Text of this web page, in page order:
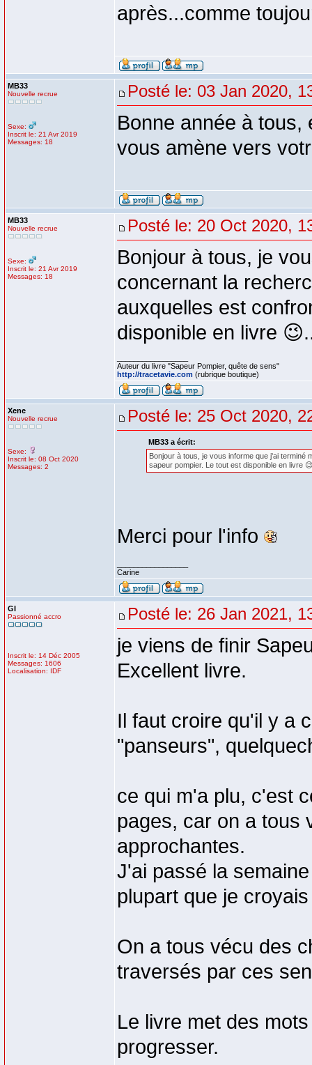
après...comme
MB33
Nouvelle recrue
Sexe:
Inscrit le: 21 Avr 2019
Messages: 18
Posté le: 03 Jan 2020,
Bonne année à tous,
vous amène vers
MB33
Nouvelle recrue
Sexe:
Inscrit le: 21 Avr 2019
Messages: 18
Posté le: 20 Oct 2020,
Bonjour à tous, je
concernant la
auxquelles est
disponible en livre
Auteur du livre "Sapeur Pompier, quête de sens"
http://tracetavie.com (rubrique boutique)
Xene
Nouvelle recrue
Sexe:
Inscrit le: 08 Oct 2020
Messages: 2
Posté le: 25 Oct 2020,
MB33 a écrit:
Bonjour à tous, je vous informe que j'ai
sapeur pompier. Le tout est disponible en livre
Merci pour l'info
Carine
GI
Passionné accro
Inscrit le: 14 Déc 2005
Messages: 1606
Localisation: IDF
Posté le: 26 Jan 2021,
je viens de finir
Excellent livre.
Il faut croire qu'il y a
"panseurs",
ce qui m'a plu, c'est
pages, car on a tous
approchantes.
J'ai passé la
plupart que je
On a tous vécu des
traversés par ces
Le livre met des
progresser.